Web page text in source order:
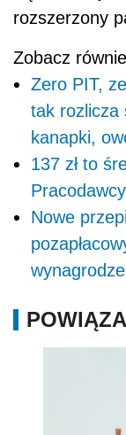
rozszerzony
Zobacz
Zero PIT,
tak rozlicza
kanapki,
137 zł to
Nowe